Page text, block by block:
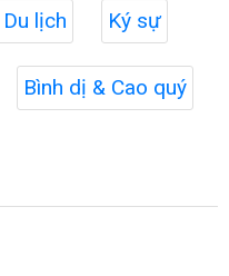
Du lịch Ký sự
Bình dị & Cao quý